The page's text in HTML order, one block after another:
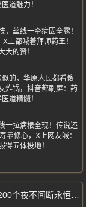
道魅力！
丝线一牵病因全露！
上都喊着拜师药王！
大的赞！
的，华原人民都看傻
炸锅，抖音都刷屏：药
道精髓！
一拉病根全现！传说还
靠修心，X上网友喊：
五体投地！
不间断永恒风暴奇观